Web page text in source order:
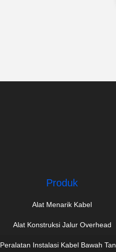
Produk
Alat Menarik Kabel
Alat Konstruksi Jalur Overhead
Peralatan Instalasi Kabel Bawah